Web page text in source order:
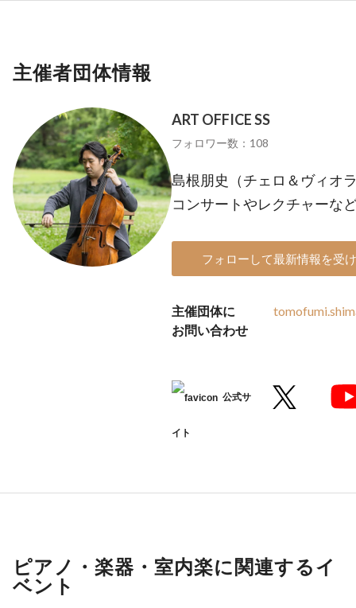
主催者団体情報
ART OFFICE SS
フォロワー数：108
島根朋史（チェロ＆ヴィオ
コンサートやレクチャーな
フォローして最新情報を受
主催団体に
お問い合わせ
公式サ
イト
ピアノ・楽器・室内楽に関連するイ
ベント